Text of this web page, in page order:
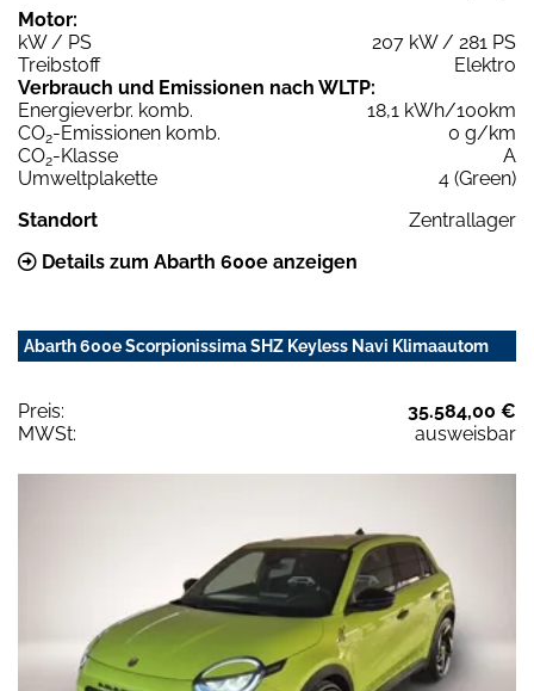
Motor:
kW / PS
207 kW / 281 PS
Treibstoff
Elektro
Verbrauch und Emissionen nach WLTP:
Energieverbr. komb.
18,1 kWh/100km
CO2-Emissionen komb.
0 g/km
CO2-Klasse
A
Umweltplakette
4 (Green)
Standort
Zentrallager
Details zum Abarth 600e anzeigen
Abarth 600e Scorpionissima SHZ Keyless Navi Klimaautom
Preis:
35.584,00 €
MWSt:
ausweisbar